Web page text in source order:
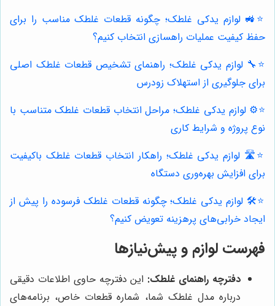
⭐️🚜 لوازم یدکی غلطک؛ چگونه قطعات غلطک مناسب را برای
حفظ کیفیت عملیات راهسازی انتخاب کنیم؟
⭐️🔧 لوازم یدکی غلطک؛ راهنمای تشخیص قطعات غلطک اصلی
برای جلوگیری از استهلاک زودرس
⭐️⚙️ لوازم یدکی غلطک؛ مراحل انتخاب قطعات غلطک متناسب با
نوع پروژه و شرایط کاری
⭐️🛣️ لوازم یدکی غلطک؛ راهکار انتخاب قطعات غلطک باکیفیت
برای افزایش بهره‌وری دستگاه
⭐️🛠️ لوازم یدکی غلطک؛ چگونه قطعات غلطک فرسوده را پیش از
ایجاد خرابی‌های پرهزینه تعویض کنیم؟
فهرست لوازم و پیش‌نیازها
دفترچه راهنمای غلطک: این دفترچه حاوی اطلاعات دقیقی
درباره مدل غلطک شما، شماره قطعات خاص، برنامه‌های